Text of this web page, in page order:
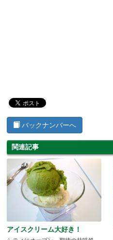
バックナンバーへ
関連記事
アイスクリーム大好き！